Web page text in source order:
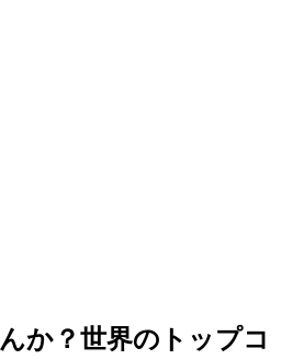
か？世界のトップコ